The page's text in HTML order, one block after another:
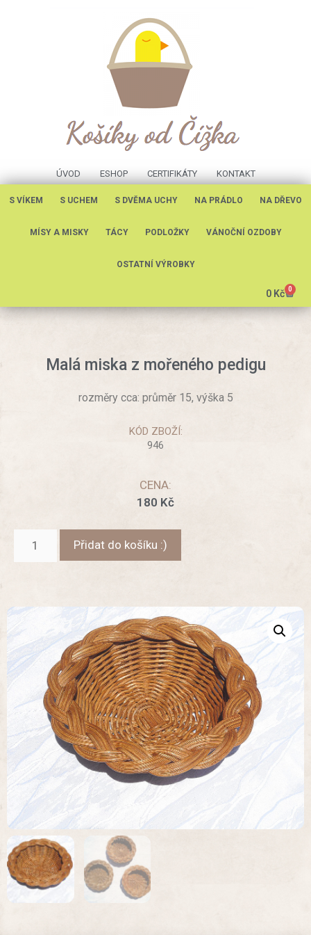
ÚVOD ESHOP CERTIFIKÁTY KONTAKT
S VÍKEM S UCHEM S DVĚMA UCHY NA PRÁDLO NA DŘEVO
MÍSY A MISKY TÁCY PODLOŽKY VÁNOČNÍ OZDOBY
OSTATNÍ VÝROBKY
0 Kč 0
Malá miska z mořeného pedigu
rozměry cca: průměr 15, výška 5
KÓD ZBOŽÍ:
946
CENA:
180 Kč
Přidat do košíku :)